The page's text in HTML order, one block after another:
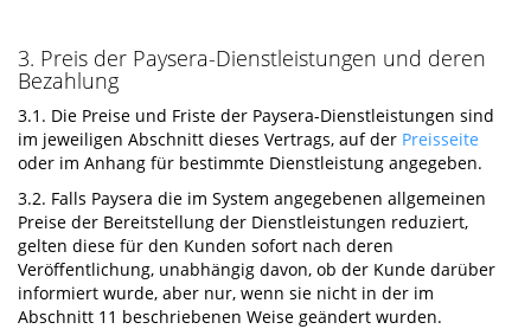
3. Preis der Paysera-Dienstleistungen und deren
Bezahlung
3.1. Die Preise und Friste der Paysera-Dienstleistungen sind
im jeweiligen Abschnitt dieses Vertrags, auf der Preisseite
oder im Anhang für bestimmte Dienstleistung angegeben.
3.2. Falls Paysera die im System angegebenen allgemeinen
Preise der Bereitstellung der Dienstleistungen reduziert,
gelten diese für den Kunden sofort nach deren
Veröffentlichung, unabhängig davon, ob der Kunde darüber
informiert wurde, aber nur, wenn sie nicht in der im
Abschnitt 11 beschriebenen Weise geändert wurden.